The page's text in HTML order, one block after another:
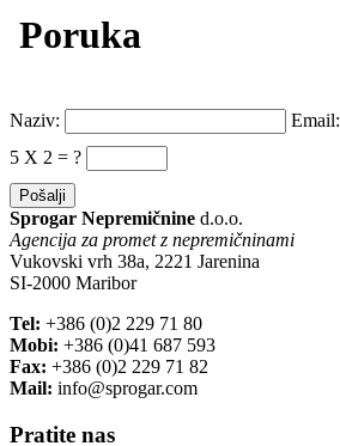
Poruka
Naziv: Email:
5 X 2 = ?
Sprogar Nepremičnine d.o.o.
Agencija za promet z nepremičninami
Vukovski vrh 38a, 2221 Jarenina
SI-2000 Maribor
Tel: +386 (0)2 229 71 80
Mobi: +386 (0)41 687 593
Fax: +386 (0)2 229 71 82
Mail: info@sprogar.com
Pratite nas